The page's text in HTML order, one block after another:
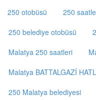
250 otobüsü 250
250 belediye otobüsü
Malatya 250 saatleri
Malatya BATTALGAZİ
250 Malatya belediyesi